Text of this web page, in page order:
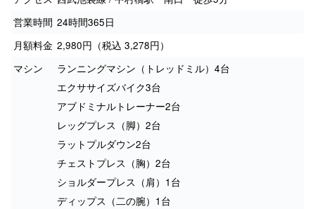
営業時間 24時間365日
月額料金 2,980円（税込 3,278円）
マシン
ランニングマシン（トレッドミル）4台
エクササイズバイク3台
アブドミナルトレーナー2台
レッグプレス（脚）2台
ラットプルダウン2台
チェストプレス（胸）2台
ショルダープレス（肩）1台
ディップス（二の腕）1台